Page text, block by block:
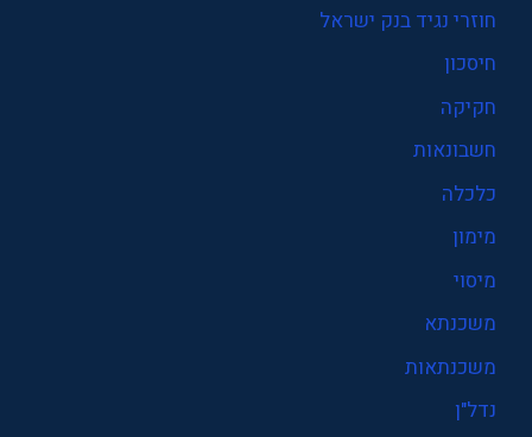
חוזרי נגיד בנק ישראל
חיסכון
חקיקה
חשבונאות
כלכלה
מימון
מיסוי
משכנתא
משכנתאות
נדל"ן